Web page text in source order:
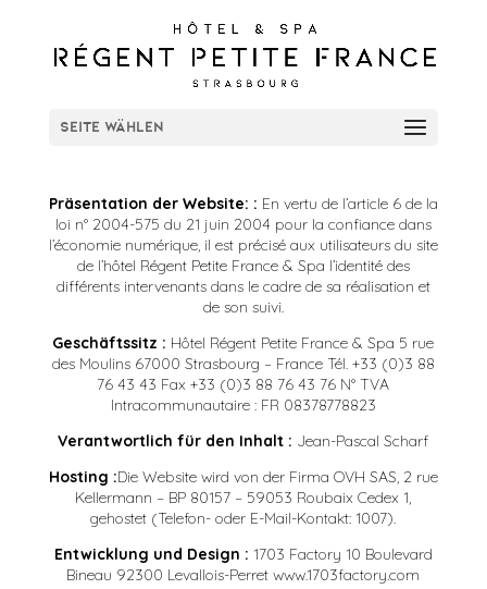
Seite wählen
Präsentation der Website: : En vertu de l’article 6 de la
loi n° 2004-575 du 21 juin 2004 pour la confiance dans
l’économie numérique, il est précisé aux utilisateurs du site
de l’hôtel Régent Petite France & Spa l’identité des
différents intervenants dans le cadre de sa réalisation et
de son suivi.
Geschäftssitz : Hôtel Régent Petite France & Spa 5 rue
des Moulins 67000 Strasbourg – France Tél. +33 (0)3 88
76 43 43 Fax +33 (0)3 88 76 43 76 N° TVA
Intracommunautaire : FR 08378778823
Verantwortlich für den Inhalt : Jean-Pascal Scharf
Hosting :Die Website wird von der Firma OVH SAS, 2 rue
Kellermann – BP 80157 – 59053 Roubaix Cedex 1,
gehostet (Telefon- oder E-Mail-Kontakt: 1007).
Entwicklung und Design : 1703 Factory 10 Boulevard
Bineau 92300 Levallois-Perret www.1703factory.com